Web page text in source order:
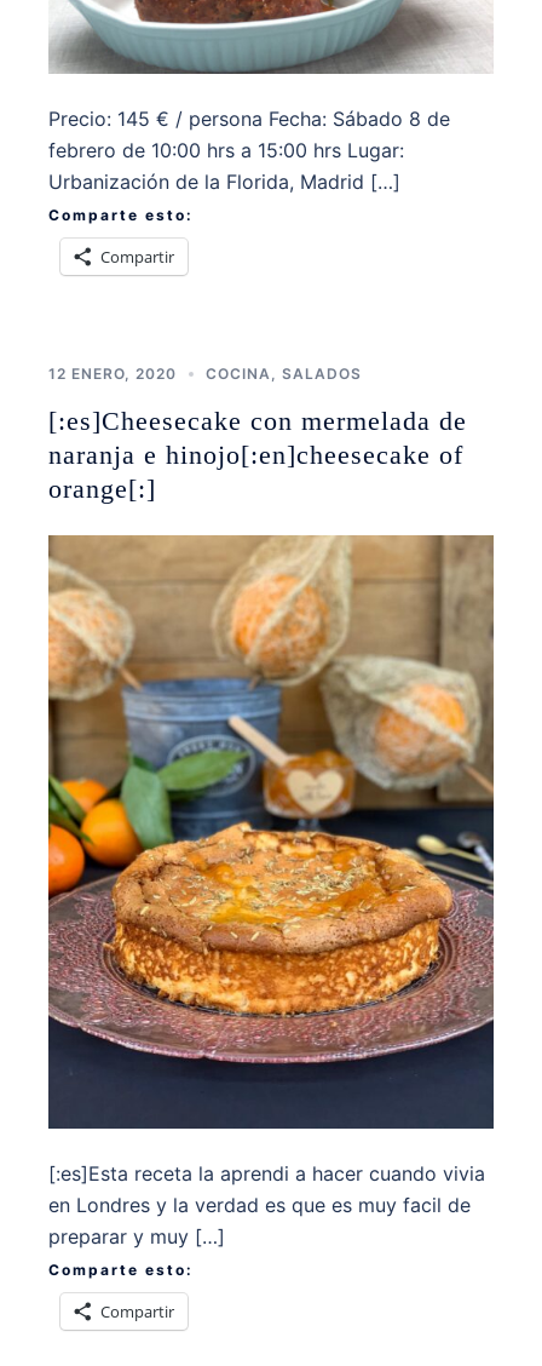
Precio: 145 € / persona Fecha: Sábado 8 de
febrero de 10:00 hrs a 15:00 hrs Lugar:
Urbanización de la Florida, Madrid […]
Comparte esto:
Compartir
12 ENERO, 2020 COCINA SALADOS
[:es]Cheesecake con mermelada de
naranja e hinojo[:en]cheesecake of
orange[:]
[:es]Esta receta la aprendi a hacer cuando vivia
en Londres y la verdad es que es muy facil de
preparar y muy […]
Comparte esto:
Compartir